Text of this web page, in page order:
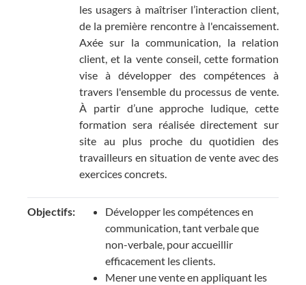
les usagers à maîtriser l’interaction client,
de la première rencontre à l'encaissement.
Axée sur la communication, la relation
client, et la vente conseil, cette formation
vise à développer des compétences à
travers l'ensemble du processus de vente.
À partir d’une approche ludique, cette
formation sera réalisée directement sur
site au plus proche du quotidien des
travailleurs en situation de vente avec des
exercices concrets.
Objectifs:
Développer les compétences en
communication, tant verbale que
non-verbale, pour accueillir
efficacement les clients.
Mener une vente en appliquant les